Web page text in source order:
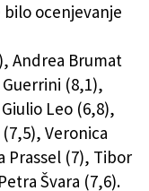
bilo ocenjevanje
Andrea Brumat
(8,1),
Leo (6,8),
Veronica
Prassel (7), Tibor
Švara (7,6).